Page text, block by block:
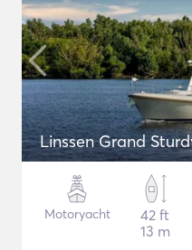
Linssen Grand
Motoryacht
42 ft
13 m